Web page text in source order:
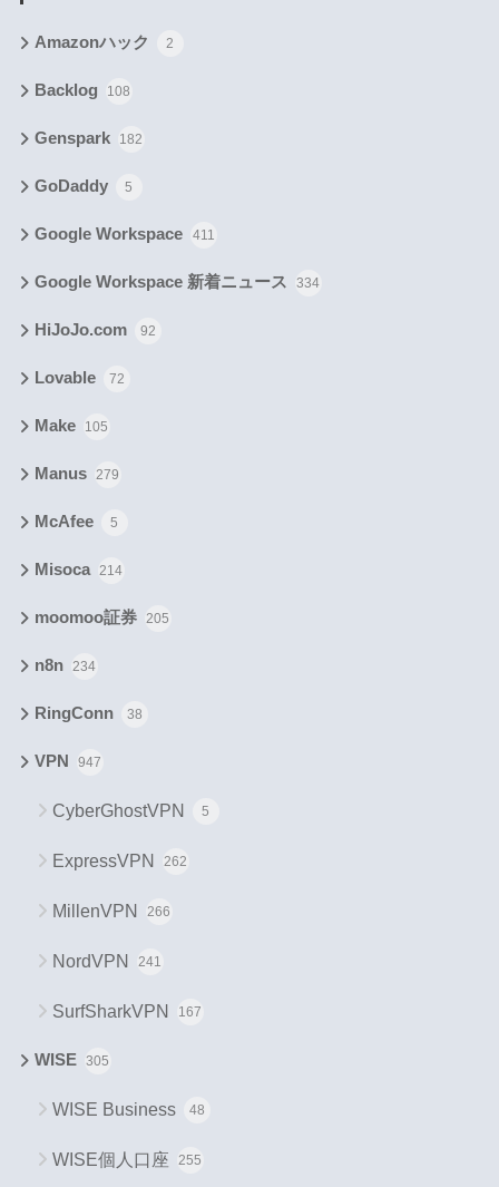
Amazonハック 2
Backlog 108
Genspark 182
GoDaddy 5
Google Workspace 411
Google Workspace 新着ニュース 334
HiJoJo.com 92
Lovable 72
Make 105
Manus 279
McAfee 5
Misoca 214
moomoo証券 205
n8n 234
RingConn 38
VPN 947
CyberGhostVPN 5
ExpressVPN 262
MillenVPN 266
NordVPN 241
SurfSharkVPN 167
WISE 305
WISE Business 48
WISE個人口座 255